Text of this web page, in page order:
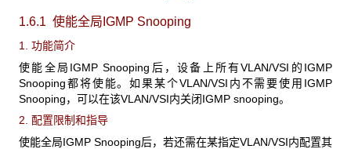
1.6.1 使能全局IGMP Snooping
1. 功能简介
使能全局IGMP Snooping后，设备上所有VLAN/VSI的IGMP
Snooping都将使能。如果某个VLAN/VSI内不需要使用IGMP
Snooping，可以在该VLAN/VSI内关闭IGMP snooping。
2. 配置限制和指导
使能全局IGMP Snooping后，若还需在某指定VLAN/VSI内配置其